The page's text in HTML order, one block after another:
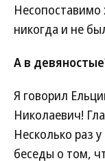
Несопоставимо
никогда и не
А в
Я говорил
Николаевич!
Несколько раз
беседы о том,